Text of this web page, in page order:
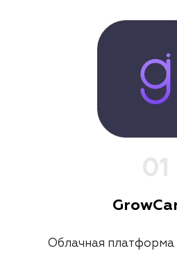
01
Облачная платформа